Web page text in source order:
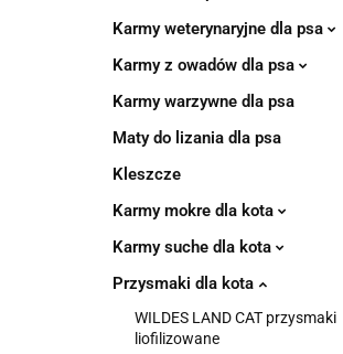
Karmy weterynaryjne dla psa
Karmy z owadów dla psa
Karmy warzywne dla psa
Maty do lizania dla psa
Kleszcze
Karmy mokre dla kota
Karmy suche dla kota
Przysmaki dla kota
WILDES LAND CAT przysmaki
liofilizowane